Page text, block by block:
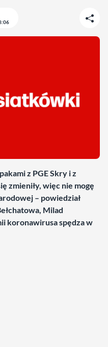
z PGE Skry i z
zmieniły, więc nie mogę
– powiedział
Milad
koronawirusa spędza w